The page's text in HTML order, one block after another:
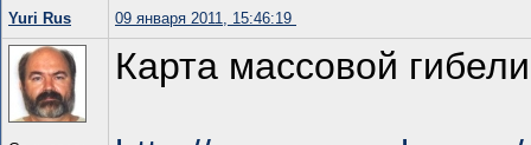
Yuri Rus 09 января 2011, 15:46:19
Карта массовой